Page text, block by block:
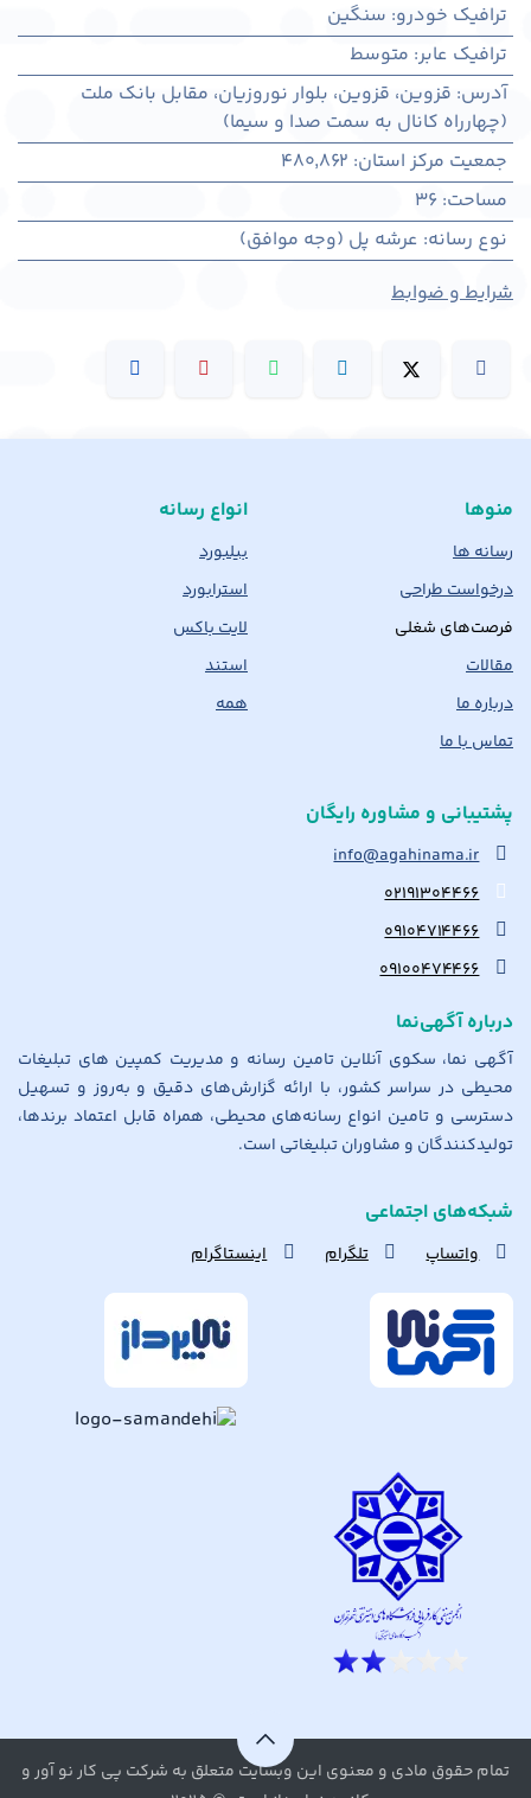
ترافیک خودرو: سنگین
ترافیک عابر: متوسط
آدرس: قزوين، قزوين، بلوار نوروزیان، مقابل بانک ملت
(چهارراه کانال به سمت صدا و سیما)
جمعیت مرکز استان:
480,862
مساحت:
36
نوع رسانه: عرشه پل (وجه موافق)
شرایط و ضوابط
منوها
رسانه ها
درخواست طراحی
فرصت‌های شغلی
مقالات
درباره ما
تماس با ما
انواع رسانه
بیلبورد
استرابورد
لایت باکس
استند
همه
پشتیبانی و مشاوره رایگان
info@agahinama.ir
۰۲۱۹۱۳۰۴۴۶۶
۰۹۱۰۴۷۱۴۴۶۶
۰۹۱۰۰۴۷۴۴۶۶
درباره آگهی‌نما
آگهی نما، سکوی آنلاین تامین رسانه و مدیریت کمپین های تبلیغات
محیطی در سراسر کشور، با ارائه گزارش‌های دقیق و به‌روز و تسهیل
دسترسی و تامین انواع رسانه‌های محیطی، همراه قابل اعتماد برندها،
تولیدکنندگان و مشاوران تبلیغاتی است.
شبکه‌های اجتماعی
واتساپ تلگرام اینستاگرام
تمام حقوق مادی و معنوی این وبسایت متعلق به شرکت پی کار نو آور و